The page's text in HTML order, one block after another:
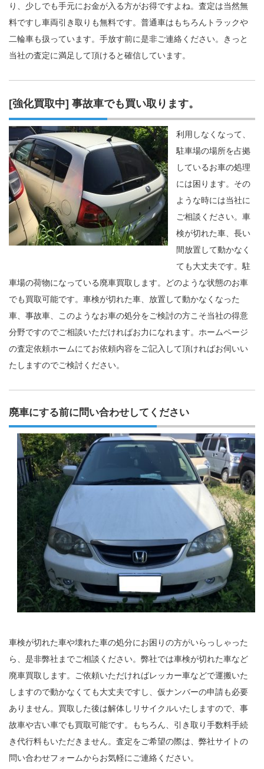
り、少しでも手元にお金が入る方がお得ですよね。査定は当然無
料ですし車両引き取りも無料です。普通車はもちろんトラックや
二輪車も扱っています。手放す前に是非ご連絡ください。きっと
当社の査定に満足して頂けると確信しています。
[強化買取中] 事故車でも買い取ります。
利用しなくなって、
駐車場の場所を占拠
しているお車の処理
には困ります。その
ような時には当社に
ご相談ください。車
検が切れた車、長い
間放置して動かなく
ても大丈夫です。駐
車場の荷物になっている廃車買取します。どのような状態のお車
でも買取可能です。車検が切れた車、放置して動かなくなった
車、事故車、このようなお車の処分をご検討の方こそ当社の得意
分野ですのでご相談いただければお力になれます。ホームページ
の査定依頼ホームにてお依頼内容をご記入して頂ければお伺いい
たしますのでご検討ください。
廃車にする前に問い合わせしてください
車検が切れた車や壊れた車の処分にお困りの方がいらっしゃった
ら、是非弊社までご相談ください。弊社では車検が切れた車など
廃車買取します。ご依頼いただければレッカー車などで運搬いた
しますので動かなくても大丈夫ですし、仮ナンバーの申請も必要
ありません。買取した後は解体しリサイクルいたしますので、事
故車や古い車でも買取可能です。もちろん、引き取り手数料手続
き代行料もいただきません。査定をご希望の際は、弊社サイトの
問い合わせフォームからお気軽にご連絡ください。